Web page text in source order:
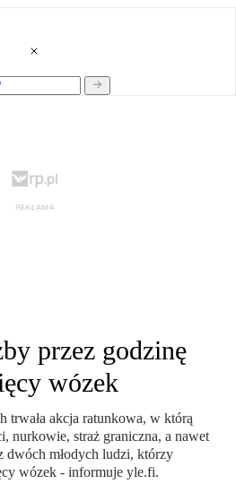
przez godzinę
wózek
trwała akcja ratunkowa, w którą
nurkowie, straż graniczna, a nawet
dwóch młodych ludzi, którzy
wózek - informuje yle.fi.